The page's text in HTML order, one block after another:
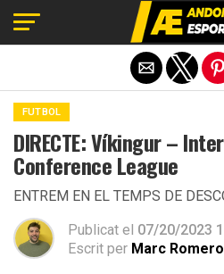
FUTBOL
DIRECTE: Víkingur –
Conference League
ENTREM EN EL TEMPS DE
Publicat el 07/20/2023
Escrit per Marc
Exit mobile